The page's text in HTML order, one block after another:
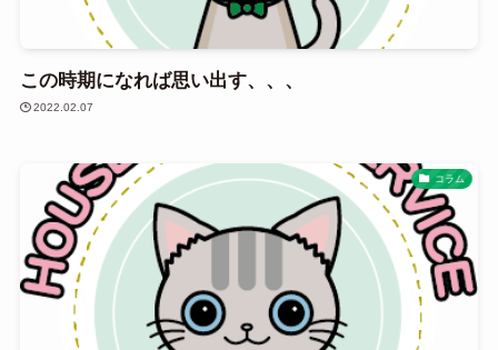
この時期になれば思い出す、、、
2022.02.07
コラム